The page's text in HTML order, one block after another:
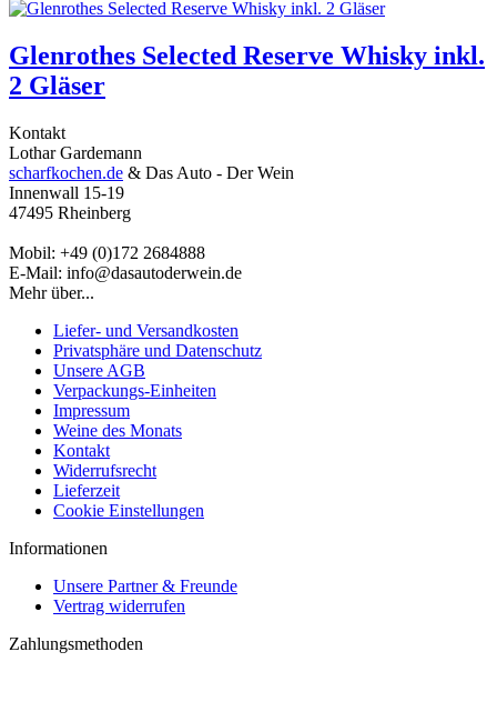
Glenrothes Selected Reserve Whisky inkl.
2 Gläser
Kontakt
Lothar Gardemann
scharfkochen.de & Das Auto - Der Wein
Innenwall 15-19
47495 Rheinberg
Mobil: +49 (0)172 2684888
E-Mail: info@dasautoderwein.de
Mehr über...
Liefer- und Versandkosten
Privatsphäre und Datenschutz
Unsere AGB
Verpackungs-Einheiten
Impressum
Weine des Monats
Kontakt
Widerrufsrecht
Lieferzeit
Cookie Einstellungen
Informationen
Unsere Partner & Freunde
Vertrag widerrufen
Zahlungsmethoden